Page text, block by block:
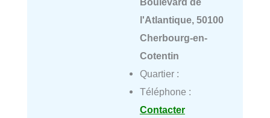
l'Atlantique, 50100
Cherbourg-en-
Cotentin
Quartier :
Téléphone :
Contacter